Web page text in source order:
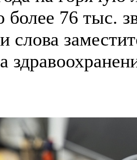
более 76 тыс.
слова